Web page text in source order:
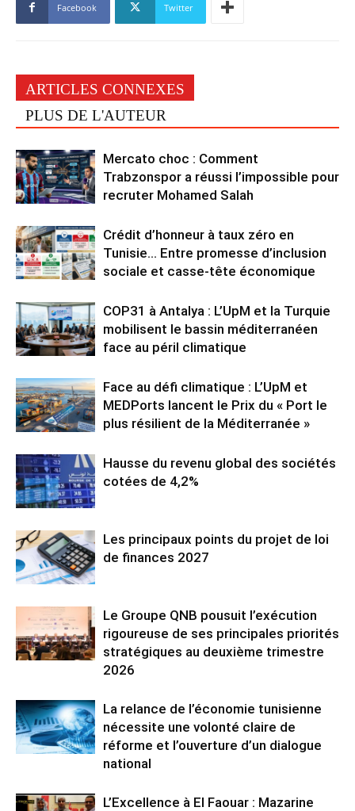
Facebook Twitter
ARTICLES CONNEXES
PLUS DE L'AUTEUR
Mercato choc : Comment
Trabzonspor a réussi l’impossible pour
recruter Mohamed Salah
Crédit d’honneur à taux zéro en
Tunisie… Entre promesse d’inclusion
sociale et casse-tête économique
COP31 à Antalya : L’UpM et la Turquie
mobilisent le bassin méditerranéen
face au péril climatique
Face au défi climatique : L’UpM et
MEDPorts lancent le Prix du « Port le
plus résilient de la Méditerranée »
Hausse du revenu global des sociétés
cotées de 4,2%
Les principaux points du projet de loi
de finances 2027
Le Groupe QNB pousuit l’exécution
rigoureuse de ses principales priorités
stratégiques au deuxième trimestre
2026
La relance de l’économie tunisienne
nécessite une volonté claire de
réforme et l’ouverture d’un dialogue
national
L’Excellence à El Faouar : Mazarine